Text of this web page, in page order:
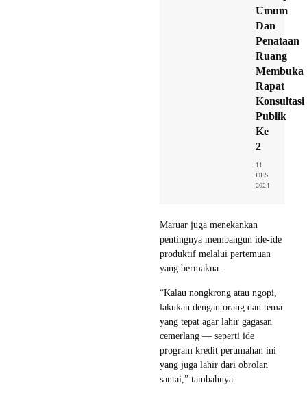
Umum
Dan
Penataan
Ruang
Membuka
Rapat
Konsultasi
Publik
Ke
2
11
DES
2024
Maruar juga menekankan
pentingnya membangun ide-ide
produktif melalui pertemuan
yang bermakna.
“Kalau nongkrong atau ngopi,
lakukan dengan orang dan tema
yang tepat agar lahir gagasan
cemerlang — seperti ide
program kredit perumahan ini
yang juga lahir dari obrolan
santai,” tambahnya.